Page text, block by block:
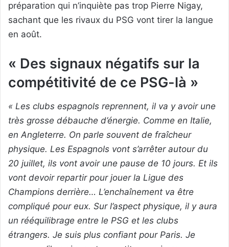
préparation qui n’inquiète pas trop Pierre Nigay,
sachant que les rivaux du PSG vont tirer la langue
en août.
« Des signaux négatifs sur la
compétitivité de ce PSG-là »
« Les clubs espagnols reprennent, il va y avoir une
très grosse débauche d’énergie. Comme en Italie,
en Angleterre. On parle souvent de fraîcheur
physique. Les Espagnols vont s’arrêter autour du
20 juillet, ils vont avoir une pause de 10 jours. Et ils
vont devoir repartir pour jouer la Ligue des
Champions derrière… L’enchaînement va être
compliqué pour eux. Sur l’aspect physique, il y aura
un rééquilibrage entre le PSG et les clubs
étrangers. Je suis plus confiant pour Paris. Je